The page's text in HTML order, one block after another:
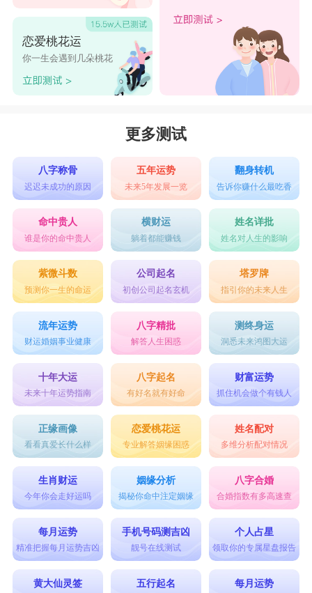
20、上善。福祥
21、幸运星
22、银美福
26、假装幸很福
27、峟祢@狠～&悻福丶
28、睁眼等福来
29、钱钱迷
30、前途无限
一生好运的网名大全
1、忆亦何为
2、雪菲俏天使
3、暗里迷
4、乀最美的姿态
5、甜心♀莼莼
6、凌云児
7、坠落天使
8、柳叶眉霓裳影
9、物是人非
10、雪晴
11、在线对其隐身
恋爱桃花运
你一生会遇到几朵桃花
更多测试
八字称骨
迟迟未成功的原因
五年运势
未来5年发展一览
翻身转机
告诉你赚什么最吃香
命中贵人
谁是你的命中贵人
横财运
躺着都能赚钱
姓名详批
姓名对人生的影响
紫微斗数
预测你一生的命运
公司起名
初创公司起名玄机
塔罗牌
指引你的未来人生
流年运势
财运婚姻事业健康
八字精批
解答人生困惑
测终身运
洞悉未来鸿图大运
十年大运
未来十年运势指南
八字起名
有好名就有好命
财富运势
抓住机会做个有钱人
正缘画像
看看真爱长什么样
恋爱桃花运
专业解答姻缘困惑
姓名配对
多维分析配对情况
生肖财运
今年你会走好运吗
姻缘分析
揭秘你命中注定姻缘
八字合婚
合婚指数有多高速查
每月运势
精准把握每月运势吉凶
手机号码测吉凶
靓号在线测试
个人占星
领取你的专属星盘报告
黄大仙灵签 五行起名 每月运势